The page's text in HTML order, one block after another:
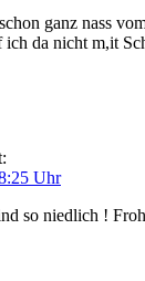
ganz nass
ich da nicht m,it
Uhr
so niedlich !